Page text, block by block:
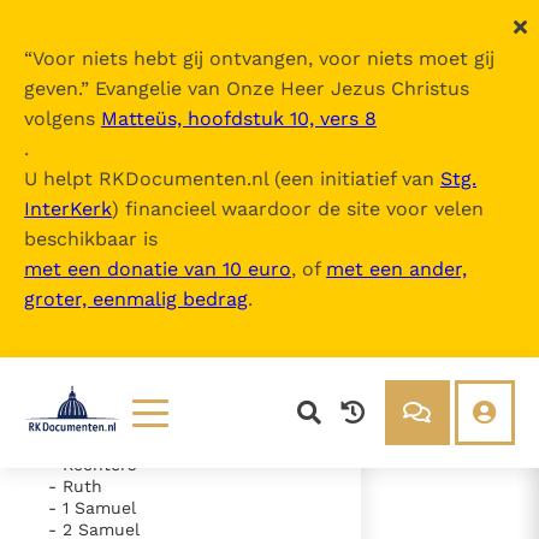
“Voor niets hebt gij ontvangen, voor niets moet gij
geven.” Evangelie van Onze Heer Jezus Christus
volgens Matteüs, hoofdstuk 10, vers 8
.
U helpt RKDocumenten.nl (een initiatief van Stg.
InterKerk) financieel waardoor de site voor velen
beschikbaar is
met een donatie van 10 euro, of met een ander,
groter, eenmalig bedrag.
Lezen
Documenten
Over ons
De Bijbel
Inhoudsopgave
uitklappen
- Oude Testament
- Exodus
- Numeri
- Deuteronomium
- Rechters
- Ruth
- 1 Samuel
- 2 Samuel
- Hoofdstuk 43